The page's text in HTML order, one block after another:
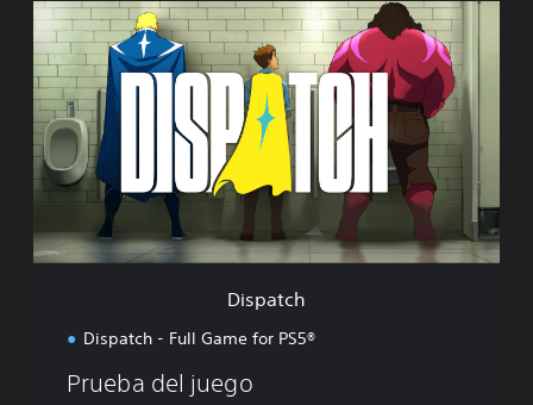
D
i
s
p
a
t
c
h
Dispatch
Dispatch - Full Game for PS5®
Prueba del juego